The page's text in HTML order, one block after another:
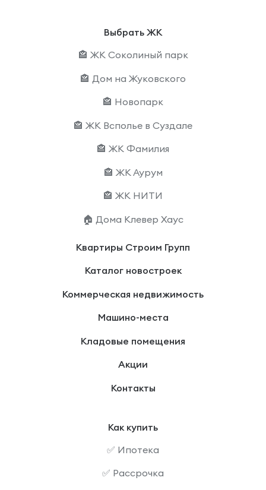
Выбрать ЖК
🏤 ЖК Соколиный парк
🏤 Дом на Жуковского
🏤 Новопарк
🏤 ЖК Всполье в Суздале
🏤 ЖК Фамилия
🏤 ЖК Аурум
🏤 ЖК НИТИ
🏠 Дома Клевер Хаус
Квартиры Строим Групп
Каталог новостроек
Коммерческая недвижимость
Машино-места
Кладовые помещения
Акции
Контакты
Как купить
✅ Ипотека
✅ Рассрочка